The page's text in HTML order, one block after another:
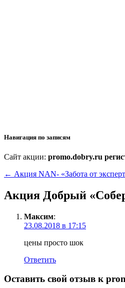
Навигация по записям
Сайт акции: promo.dobry.ru
← Акция NAN- «Забота от
Акция Добрый
Максим:
23.08.2018 в 17:15
цены просто шок
Ответить
Оставить свой отзыв к